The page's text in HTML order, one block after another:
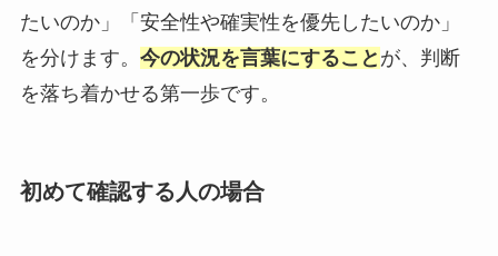
たいのか」「安全性や確実性を優先したいのか」
を分けます。 今の状況を言葉にすること が、判断
を落ち着かせる第一歩です。
初めて確認する人の場合